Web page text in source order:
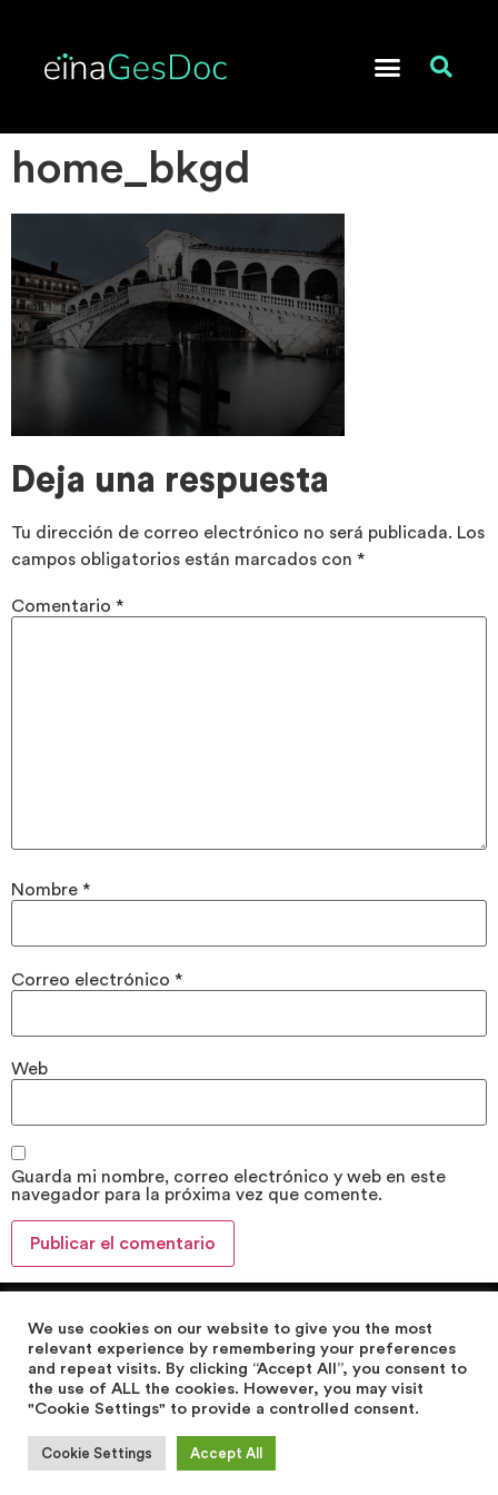
home_bkgd
Deja una respuesta
Tu dirección de correo electrónico no será publicada. Los
campos obligatorios están marcados con *
Comentario *
Nombre *
Correo electrónico *
Web
Guarda mi nombre, correo electrónico y web en este
navegador para la próxima vez que comente.
Design web by einagràfic >> Group Einatec Consulting
AVISO LEGAL|POLÍTICA DE PRIVACIDAD
COOKIES
We use cookies on our website to give you the most
relevant experience by remembering your preferences
and repeat visits. By clicking “Accept All”, you consent to
the use of ALL the cookies. However, you may visit
"Cookie Settings" to provide a controlled consent.
Cookie Settings Accept All